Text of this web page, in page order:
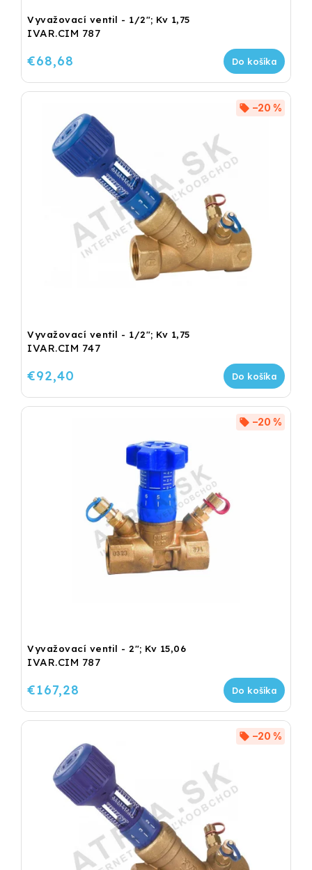
Vyvažovací ventil - 1/2"; Kv 1,75
IVAR.CIM 787
€68,68 Do košíka
Vyvažovací ventil - 1/2"; Kv 1,75
IVAR.CIM 747
–20 %
€92,40 Do košíka
Vyvažovací ventil - 2"; Kv 15,06
IVAR.CIM 787
–20 %
€167,28 Do košíka
–20 %